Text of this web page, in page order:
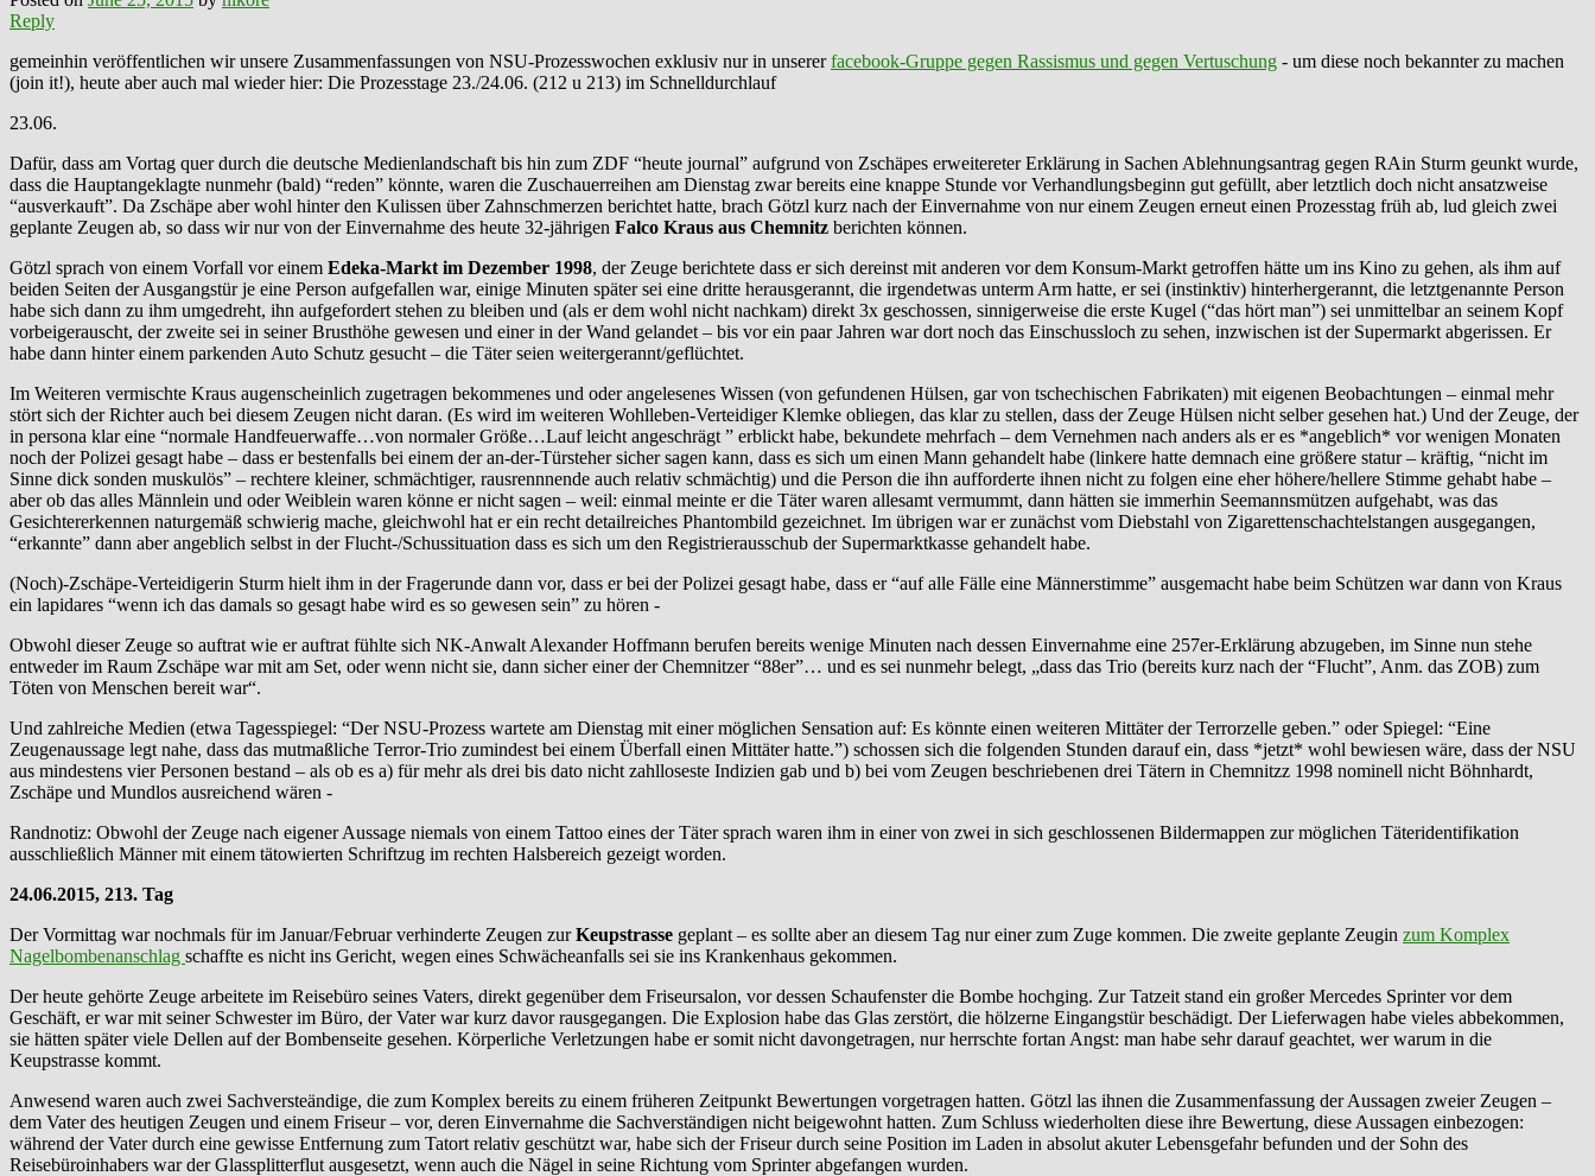
Reply
gemeinhin veröffentlichen wir unsere Zusammenfassungen von NSU-Prozesswochen exklusiv nur in unsererfacebook-Gruppe gegen Rassismus und gegen Vertuschung - um diese noch bekannter zu machen
(join it!), heute aber auch mal wieder hier: Die Prozesstage 23./24.06. (212 u 213) im Schnelldurchlauf
23.06.
Dafür, dass am Vortag quer durch die deutsche Medienlandschaft bis hin zum ZDF “heute journal” aufgrund von Zschäpes erweitereter Erklärung in Sachen Ablehnungsantrag gegen RAin Sturm geunkt wurde,
dass die Hauptangeklagte nunmehr (bald) “reden” könnte, waren die Zuschauerreihen am Dienstag zwar bereits eine knappe Stunde vor Verhandlungsbeginn gut gefüllt, aber letztlich doch nicht ansatzweise
“ausverkauft”. Da Zschäpe aber wohl hinter den Kulissen über Zahnschmerzen berichtet hatte, brach Götzl kurz nach der Einvernahme von nur einem Zeugen erneut einen Prozesstag früh ab, lud gleich zwei
geplante Zeugen ab, so dass wir nur von der Einvernahme des heute 32-jährigen Falco Kraus aus Chemnitz berichten können.
Götzl sprach von einem Vorfall vor einem Edeka-Markt im Dezember 1998, der Zeuge berichtete dass er sich dereinst mit anderen vor dem Konsum-Markt getroffen hätte um ins Kino zu gehen, als ihm auf
beiden Seiten der Ausgangstür je eine Person aufgefallen war, einige Minuten später sei eine dritte herausgerannt, die irgendetwas unterm Arm hatte, er sei (instinktiv) hinterhergerannt, die letztgenannte Person
habe sich dann zu ihm umgedreht, ihn aufgefordert stehen zu bleiben und (als er dem wohl nicht nachkam) direkt 3x geschossen, sinnigerweise die erste Kugel (“das hört man”) sei unmittelbar an seinem Kopf
vorbeigerauscht, der zweite sei in seiner Brusthöhe gewesen und einer in der Wand gelandet – bis vor ein paar Jahren war dort noch das Einschussloch zu sehen, inzwischen ist der Supermarkt abgerissen. Er
habe dann hinter einem parkenden Auto Schutz gesucht – die Täter seien weitergerannt/geflüchtet.
Im Weiteren vermischte Kraus augenscheinlich zugetragen bekommenes und oder angelesenes Wissen (von gefundenen Hülsen, gar von tschechischen Fabrikaten) mit eigenen Beobachtungen – einmal mehr
stört sich der Richter auch bei diesem Zeugen nicht daran. (Es wird im weiteren Wohlleben-Verteidiger Klemke obliegen, das klar zu stellen, dass der Zeuge Hülsen nicht selber gesehen hat.) Und der Zeuge, der
in persona klar eine “normale Handfeuerwaffe…von normaler Größe…Lauf leicht angeschrägt ” erblickt habe, bekundete mehrfach – dem Vernehmen nach anders als er es *angeblich* vor wenigen Monaten
noch der Polizei gesagt habe – dass er bestenfalls bei einem der an-der-Türsteher sicher sagen kann, dass es sich um einen Mann gehandelt habe (linkere hatte demnach eine größere statur – kräftig, “nicht im
Sinne dick sonden muskulös” – rechtere kleiner, schmächtiger, rausrennnende auch relativ schmächtig) und die Person die ihn aufforderte ihnen nicht zu folgen eine eher höhere/hellere Stimme gehabt habe –
aber ob das alles Männlein und oder Weiblein waren könne er nicht sagen – weil: einmal meinte er die Täter waren allesamt vermummt, dann hätten sie immerhin Seemannsmützen aufgehabt, was das
Gesichtererkennen naturgemäß schwierig mache, gleichwohl hat er ein recht detailreiches Phantombild gezeichnet. Im übrigen war er zunächst vom Diebstahl von Zigarettenschachtelstangen ausgegangen,
“erkannte” dann aber angeblich selbst in der Flucht-/Schussituation dass es sich um den Registrierausschub der Supermarktkasse gehandelt habe.
(Noch)-Zschäpe-Verteidigerin Sturm hielt ihm in der Fragerunde dann vor, dass er bei der Polizei gesagt habe, dass er “auf alle Fälle eine Männerstimme” ausgemacht habe beim Schützen war dann von Kraus
ein lapidares “wenn ich das damals so gesagt habe wird es so gewesen sein” zu hören -
Obwohl dieser Zeuge so auftrat wie er auftrat fühlte sich NK-Anwalt Alexander Hoffmann berufen bereits wenige Minuten nach dessen Einvernahme eine 257er-Erklärung abzugeben, im Sinne nun stehe
entweder im Raum Zschäpe war mit am Set, oder wenn nicht sie, dann sicher einer der Chemnitzer “88er”… und es sei nunmehr belegt, „dass das Trio (bereits kurz nach der “Flucht”, Anm. das ZOB) zum
Töten von Menschen bereit war“.
Und zahlreiche Medien (etwa Tagesspiegel: “Der NSU-Prozess wartete am Dienstag mit einer möglichen Sensation auf: Es könnte einen weiteren Mittäter der Terrorzelle geben.” oder Spiegel: “Eine
Zeugenaussage legt nahe, dass das mutmaßliche Terror-Trio zumindest bei einem Überfall einen Mittäter hatte.”) schossen sich die folgenden Stunden darauf ein, dass *jetzt* wohl bewiesen wäre, dass der NSU
aus mindestens vier Personen bestand – als ob es a) für mehr als drei bis dato nicht zahlloseste Indizien gab und b) bei vom Zeugen beschriebenen drei Tätern in Chemnitzz 1998 nominell nicht Böhnhardt,
Zschäpe und Mundlos ausreichend wären -
Randnotiz: Obwohl der Zeuge nach eigener Aussage niemals von einem Tattoo eines der Täter sprach waren ihm in einer von zwei in sich geschlossenen Bildermappen zur möglichen Täteridentifikation
ausschließlich Männer mit einem tätowierten Schriftzug im rechten Halsbereich gezeigt worden.
24.06.2015, 213. Tag
Der Vormittag war nochmals für im Januar/Februar verhinderte Zeugen zurKeupstrasse geplant – es sollte aber an diesem Tag nur einer zum Zuge kommen. Die zweite geplante Zeugin zum Komplex
Nagelbombenanschlag schaffte es nicht ins Gericht, wegen eines Schwächeanfalls sei sie ins Krankenhaus gekommen.
Der heute gehörte Zeuge arbeitete im Reisebüro seines Vaters, direkt gegenüber dem Friseursalon, vor dessen Schaufenster die Bombe hochging. Zur Tatzeit stand ein großer Mercedes Sprinter vor dem
Geschäft, er war mit seiner Schwester im Büro, der Vater war kurz davor rausgegangen. Die Explosion habe das Glas zerstört, die hölzerne Eingangstür beschädigt. Der Lieferwagen habe vieles abbekommen,
sie hätten später viele Dellen auf der Bombenseite gesehen. Körperliche Verletzungen habe er somit nicht davongetragen, nur herrschte fortan Angst: man habe sehr darauf geachtet, wer warum in die
Keupstrasse kommt.
Anwesend waren auch zwei Sachversteändige, die zum Komplex bereits zu einem früheren Zeitpunkt Bewertungen vorgetragen hatten. Götzl las ihnen die Zusammenfassung der Aussagen zweier Zeugen –
dem Vater des heutigen Zeugen und einem Friseur – vor, deren Einvernahme die Sachverständigen nicht beigewohnt hatten. Zum Schluss wiederholten diese ihre Bewertung, diese Aussagen einbezogen:
während der Vater durch eine gewisse Entfernung zum Tatort relativ geschützt war, habe sich der Friseur durch seine Position im Laden in absolut akuter Lebensgefahr befunden und der Sohn des
Reisebüroinhabers war der Glassplitterflut ausgesetzt, wenn auch die Nägel in seine Richtung vom Sprinter abgefangen wurden.